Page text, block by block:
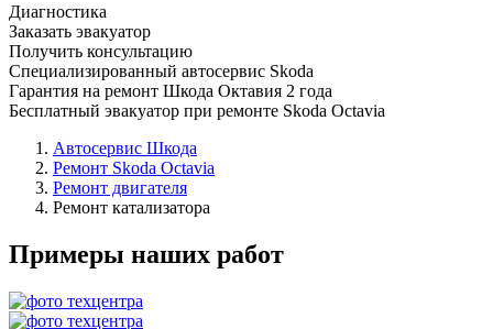
Диагностика
Заказать эвакуатор
Получить консультацию
Специализированный автосервис Skoda
Гарантия на ремонт Шкода Октавия 2 года
Бесплатный эвакуатор при ремонте Skoda Octavia
Автосервис Шкода
Ремонт Skoda Octavia
Ремонт двигателя
Ремонт катализатора
Примеры наших работ